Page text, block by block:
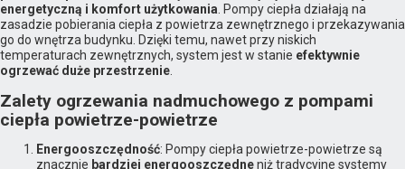
energetyczną i komfort użytkowania . Pompy ciepła działają na
zasadzie pobierania ciepła z powietrza zewnętrznego i przekazywania
go do wnętrza budynku. Dzięki temu, nawet przy niskich
temperaturach zewnętrznych, system jest w stanie efektywnie
ogrzewać duże przestrzenie
Zalety ogrzewania nadmuchowego z pompami
ciepła powietrze-powietrze
Energooszczędność: Pompy ciepła powietrze-powietrze są
znacznie bardziej energooszczędneniż tradycyjne systemy